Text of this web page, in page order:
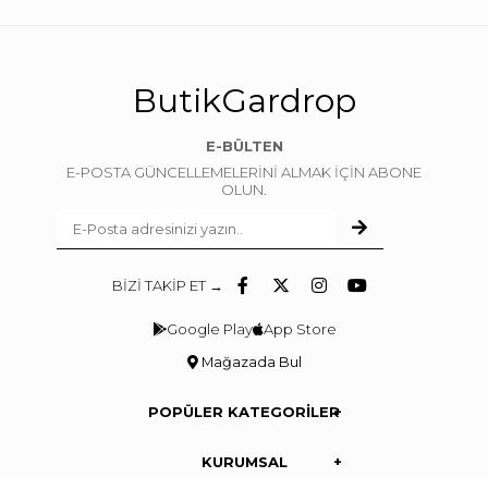
ButikGardrop
E-BÜLTEN
E-POSTA GÜNCELLEMELERİNİ ALMAK İÇİN ABONE
OLUN.
BİZİ TAKİP ET →
Google Play App Store
Mağazada Bul
POPÜLER KATEGORİLER
KURUMSAL